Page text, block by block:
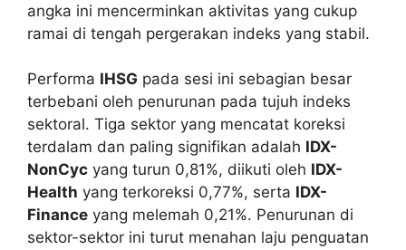
angka ini mencerminkan aktivitas yang cukup
ramai di tengah pergerakan indeks yang stabil.
Performa IHSG pada sesi ini sebagian besar
terbebani oleh penurunan pada tujuh indeks
sektoral. Tiga sektor yang mencatat koreksi
terdalam dan paling signifikan adalah IDX-
NonCyc yang turun 0,81%, diikuti oleh IDX-
Health yang terkoreksi 0,77%, serta IDX-
Finance yang melemah 0,21%. Penurunan di
sektor-sektor ini turut menahan laju penguatan